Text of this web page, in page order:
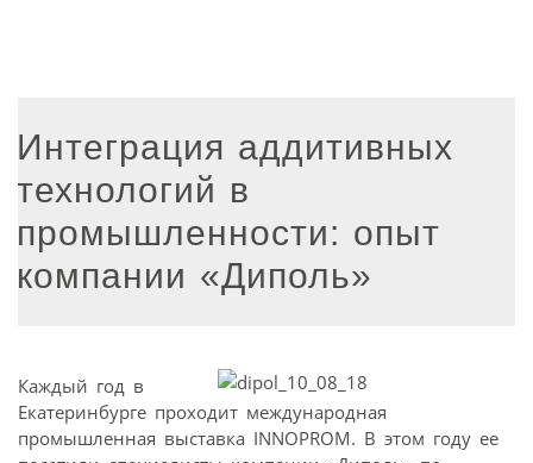
Интеграция аддитивных
технологий в
промышленности: опыт
компании «Диполь»
Каждый год в
Екатеринбурге проходит международная
промышленная выставка INNOPROM. В этом году ее